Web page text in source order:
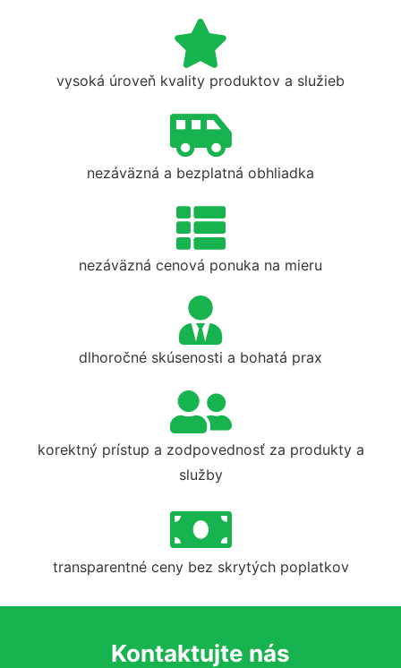
vysoká úroveň kvality produktov a služieb
nezáväzná a bezplatná obhliadka
nezáväzná cenová ponuka na mieru
dlhoročné skúsenosti a bohatá prax
korektný prístup a zodpovednosť za produkty a
služby
transparentné ceny bez skrytých poplatkov
Kontaktujte nás